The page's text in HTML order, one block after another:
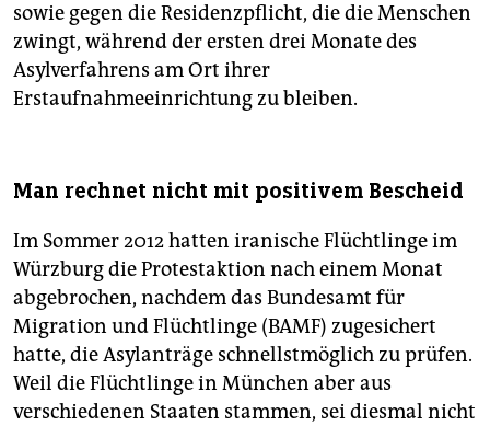
sowie gegen die Residenzpflicht, die die Menschen
zwingt, während der ersten drei Monate des
Asylverfahrens am Ort ihrer
Erstaufnahmeeinrichtung zu bleiben.
Man rechnet nicht mit positivem Bescheid
Im Sommer 2012 hatten iranische Flüchtlinge im
Würzburg die Protestaktion nach einem Monat
abgebrochen, nachdem das Bundesamt für
Migration und Flüchtlinge (BAMF) zugesichert
hatte, die Asylanträge schnellstmöglich zu prüfen.
Weil die Flüchtlinge in München aber aus
verschiedenen Staaten stammen, sei diesmal nicht